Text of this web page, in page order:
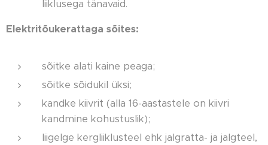
liiklusega tänavaid.
Elektritõukerattaga sõites:
sõitke alati kaine peaga;
sõitke sõidukil üksi;
kandke kiivrit (alla 16-aastastele on kiivri
kandmine kohustuslik);
liigelge kergliiklusteel ehk jalgratta- ja jalgteel,